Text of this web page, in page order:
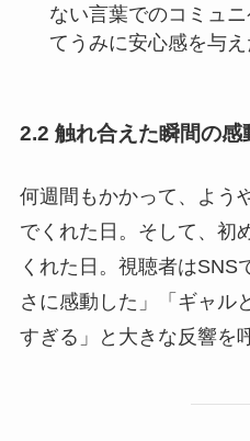
ない言葉でのコミュ
てうみに安心感を与え
2.2 触れ合えた瞬間の感
何週間もかかって、よう
でくれた日。そして、初
くれた日。視聴者はSNS
さに感動した」「ギャル
すぎる」と大きな反響を